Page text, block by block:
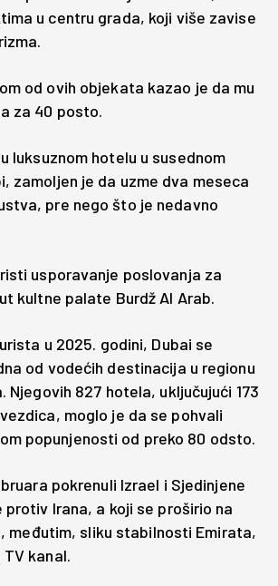
u centru grada, koji više zavise
od ovih objekata kazao je da mu
za 40 posto.
luksuznom hotelu u susednom
zamoljen je da uzme dva meseca
pre nego što je nedavno
usporavanje poslovanja za
kultne palate Burdž Al Arab.
u 2025. godini, Dubai se
od vodećih destinacija u regionu
Njegovih 827 hotela, uključujući 173
moglo je da se pohvali
popunjenosti od preko 80 odsto.
pokrenuli Izrael i Sjedinjene
protiv Irana, a koji se proširio na
međutim, sliku stabilnosti Emirata,
kanal.